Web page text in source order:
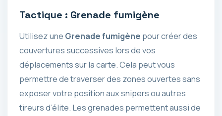
Tactique : Grenade fumigène
Utilisez une Grenade fumigène pour créer des
couvertures successives lors de vos
déplacements sur la carte. Cela peut vous
permettre de traverser des zones ouvertes sans
exposer votre position aux snipers ou autres
tireurs d’élite. Les grenades permettent aussi de